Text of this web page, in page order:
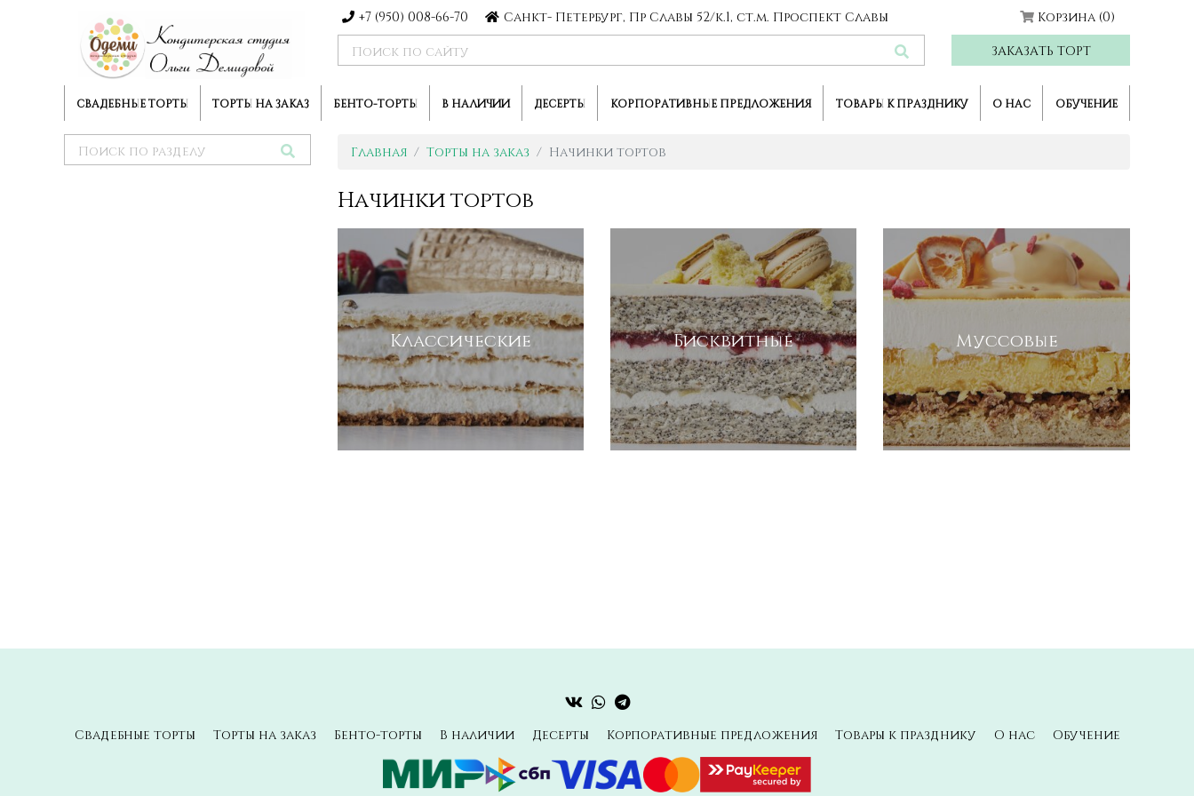
+7 (950) 008-66-70 Санкт- Петербург, Пр Славы 52/к.1, ст.м. Проспект Славы Корзина (0)
ЗАКАЗАТЬ ТОРТ
СВАДЕБНЫЕ ТОРТЫ ТОРТЫ НА ЗАКАЗ БЕНТО-ТОРТЫ В НАЛИЧИИ ДЕСЕРТЫ КОРПОРАТИВНЫЕ ПРЕДЛОЖЕНИЯ ТОВАРЫ К ПРАЗДНИКУ О НАС ОБУЧЕНИЕ
Главная Торты на заказ Начинки тортов
Начинки тортов
Классические Бисквитные Муссовые
Свадебные торты Торты на заказ Бенто-торты В наличии Десерты Корпоративные предложения Товары к празднику О нас Обучение